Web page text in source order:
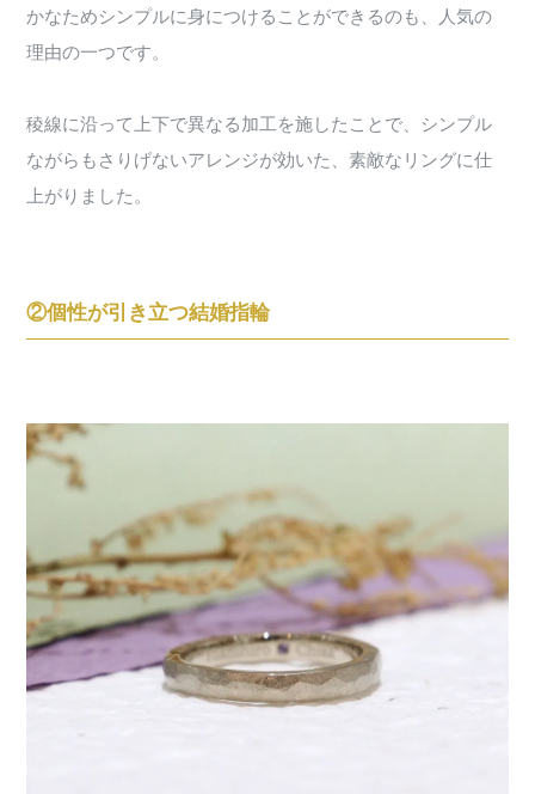
かなためシンプルに身につけることができるのも、人気の
理由の一つです。
稜線に沿って上下で異なる加工を施したことで、シンプル
ながらもさりげないアレンジが効いた、素敵なリングに仕
上がりました。
②個性が引き立つ結婚指輪